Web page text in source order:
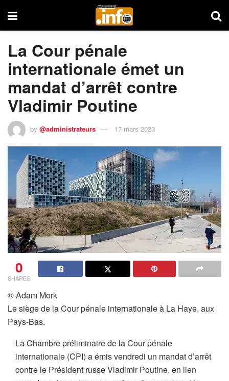
La Cour pénale
internationale émet un
mandat d’arrêt contre
Vladimir Poutine
by @administrateurs 17 mars 2023
0
SHARES
© Adam Mork
Le siège de la Cour pénale internationale à La Haye, aux
Pays-Bas.
La Chambre préliminaire de la Cour pénale
internationale (CPI) a émis vendredi un mandat d’arrêt
contre le Président russe Vladimir Poutine, en lien